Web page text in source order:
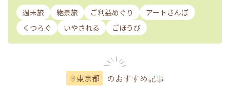
週末旅 絶景旅 ご利益めぐり
アートさんぽ
くつろぐ
いやされる ごほうび
東京都 のおすすめ記事